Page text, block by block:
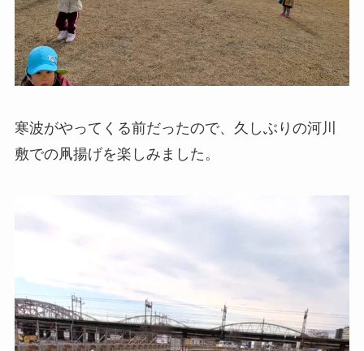
寒波がやってくる前だったので、久しぶりの河川
敷での凧揚げを楽しみました。